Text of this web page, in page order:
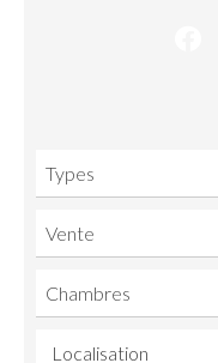
Types
Vente
Chambres
Localisation